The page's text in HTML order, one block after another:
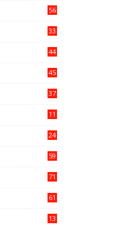
56
33
44
45
37
11
24
59
71
61
13